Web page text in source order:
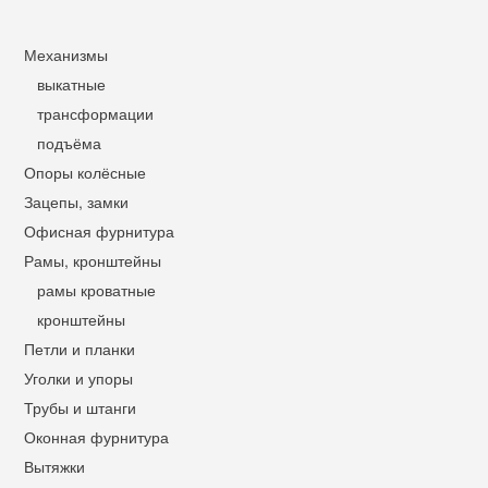
Механизмы
выкатные
трансформации
подъёма
Опоры колёсные
Зацепы, замки
Офисная фурнитура
Рамы, кронштейны
рамы кроватные
кронштейны
Петли и планки
Уголки и упоры
Трубы и штанги
Оконная фурнитура
Вытяжки